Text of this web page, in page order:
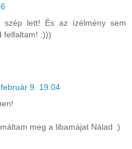
szép lett! És az ízélmény sem
felfaltam! :)))
9. 19:04
meg a libamájat Nálad :)